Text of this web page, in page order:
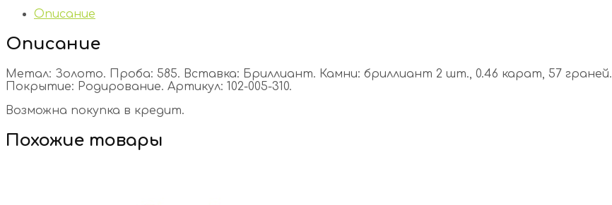
Отправить
Описание
Описание
Метал: Золото. Проба: 585. Вставка: Бриллиант. Камни: бриллиант 2 шт., 0.46 карат, 57 граней.
Покрытие: Родирование. Артикул: 102-005-310.
Возможна покупка в кредит.
Похожие товары